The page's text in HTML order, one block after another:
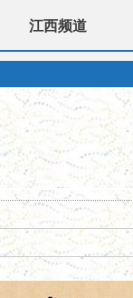
江西频道